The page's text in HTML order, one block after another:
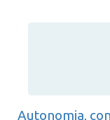
Autonomia,